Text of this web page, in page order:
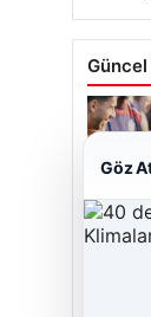
Güncel
06/08/
Göz